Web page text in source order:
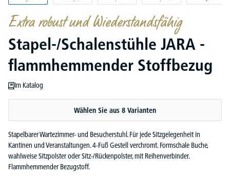
Extra robust und Wiederstandsfähig
Stapel-/Schalenstühle JARA -
flammhemmender Stoffbezug
Im Katalog
Wählen Sie aus 8 Varianten
Stapelbarer Wartezimmer- und Besucherstuhl. Für jede Sitzgelegenheit in
Kantinen und Veranstaltungen. 4-Fuß Gestell verchromt. Formschale Buche,
wahlweise Sitzpolster oder Sitz-/Rückenpolster, mit Reihenverbinder.
Flammhemmender Bezugstoff.